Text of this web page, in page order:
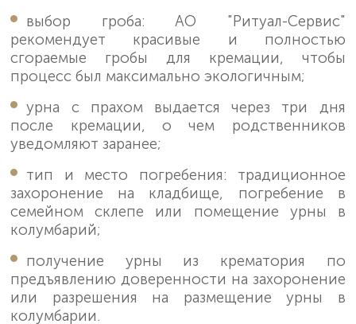
выбор гроба: АО "Ритуал-Сервис"
рекомендует красивые и полностью
сгораемые гробы для кремации, чтобы
процесс был максимально экологичным;
урна с прахом выдается через три дня
после кремации, о чем родственников
уведомляют заранее;
тип и место погребения: традиционное
захоронение на кладбище, погребение в
семейном склепе или помещение урны в
колумбарий;
получение урны из крематория по
предъявлению доверенности на захоронение
или разрешения на размещение урны в
колумбарии.